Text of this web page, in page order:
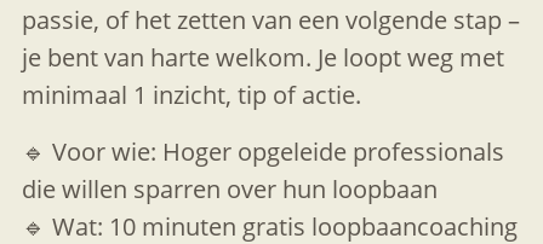
passie, of het zetten van een volgende stap –
je bent van harte welkom. Je loopt weg met
minimaal 1 inzicht, tip of actie.
🔹 Voor wie: Hoger opgeleide professionals
die willen sparren over hun loopbaan
🔹 Wat: 10 minuten gratis loopbaancoaching